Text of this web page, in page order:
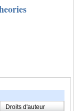
Droits d'auteur